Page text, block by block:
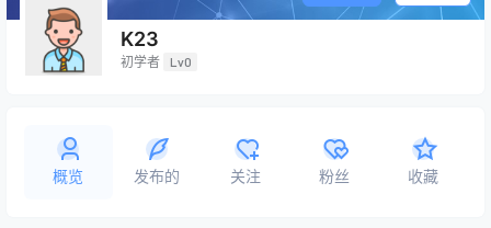
K23
初学者 Lv0
概览 发布的 关注 粉丝 收藏